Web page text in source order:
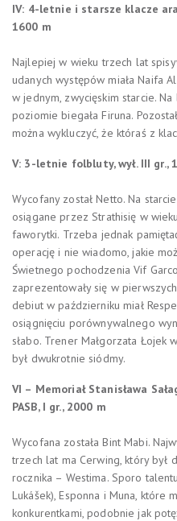
IV: 4-letnie i starsze klacze
1600 m
Najlepiej w wieku trzech lat
udanych występów miała Naifa
w jednym, zwycięskim starcie.
poziomie biegała Firuna.
można wykluczyć, że któraś z
V: 3-letnie folbluty, wył. III gr.,
Wycofany został Netto. Na
osiągane przez Strathisię w
faworytki. Trzeba jednak
operację i nie wiadomo, jakie
Świetnego pochodzenia Vif
zaprezentowały się w
debiut w październiku miał
osiągnięciu porównywalnego
słabo. Trener Małgorzata Łojek
był dwukrotnie siódmy.
VI – Memoriał Stanisława
PASB, I gr., 2000 m
Wycofana została Bint Mabi.
trzech lat ma Cerwing, który był
rocznika – Westima. Sporo
Lukášek), Esponna i Muna, które
konkurentkami, podobnie jak